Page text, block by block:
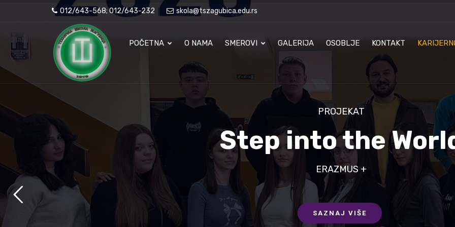
012/643-568; 012/643-232 skola@tszagubica.edu.rs
POČETNA O NAMA SMEROVI GALERIJA OSOBLJE KONTAKT
Step into the
PROJEKAT
ERAZMUS +
SAZNAJ VIŠE